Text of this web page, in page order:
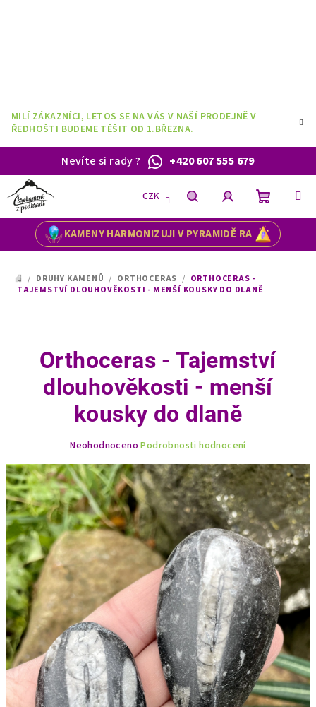
MILÍ ZÁKAZNÍCI, LETOS SE NA VÁS V NAŠÍ PRODEJNĚ V
ŘEDHOŠTI BUDEME TĚŠIT OD 1.BŘEZNA.
Nevíte si rady? +420 607 555 679
KAMENY HARMONIZUJI V PYRAMIDĚ RA
CZK
HledatPřihlášeníNákupní
DOMŮ
/ DRUHY KAMENŮ / ORTHOCERAS / ORTHOCERAS -
TAJEMSTVÍ DLOUHOVĚKOSTI - MENŠÍ KOUSKY DO DLANĚ
Orthoceras - Tajemství
dlouhověkosti - menší
kousky do dlaně
produktu
je
0,0
z
5
hvězdiček.
Neohodnoceno Podrobnosti hodnocení